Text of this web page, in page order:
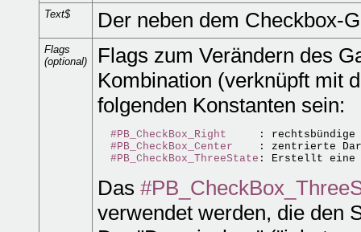
Text$ Der neben dem Checkbox-
Flags
(optional)
Flags zum Verändern des
Kombination (verknüpft mit
folgenden Konstanten sein:
#PB_CheckBox_Right
: rechtsbündige
#PB_CheckBox_Center
: zentrierte
#PB_CheckBox_ThreeState
Das
verwendet werden, die den